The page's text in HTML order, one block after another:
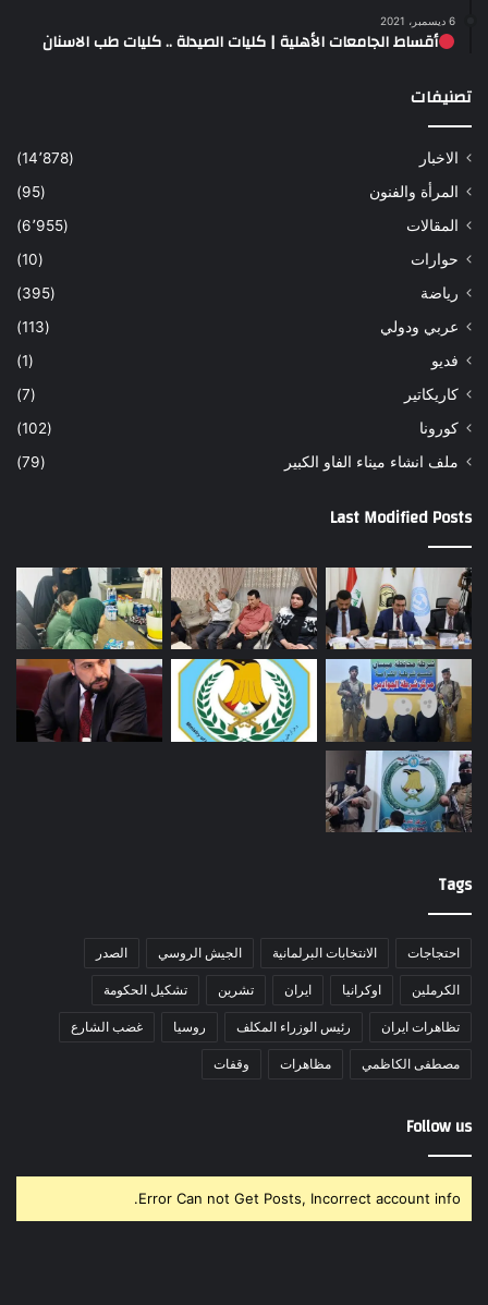
6 ديسمبر، 2021
أقساط الجامعات الأهلية | كليات الصيدلة .. كليات طب الاسنان
تصنيفات
الاخبار
(14٬878)
المرأة والفنون
(95)
المقالات
(6٬955)
حوارات
(10)
رياضة
(395)
عربي ودولي
(113)
فديو
(1)
كاريكاتير
(7)
كورونا
(102)
ملف انشاء ميناء الفاو الكبير
(79)
Last Modified Posts
Tags
احتجاجات الانتخابات البرلمانية الجيش الروسي الصدر
الكرملين اوكرانيا ايران تشرين تشكيل الحكومة
تظاهرات ايران رئيس الوزراء المكلف روسيا غضب الشارع
مصطفى الكاظمي مظاهرات وقفات
Follow us
Error Can not Get Posts, Incorrect account info.